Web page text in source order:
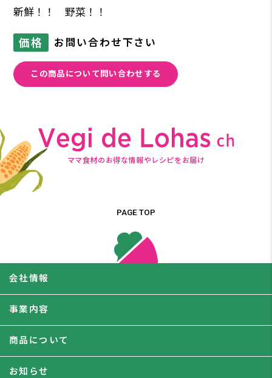
新鮮！！ 野菜！！
価格 お問い合わせ下さい
この商品について問い合わせする
ママ食材のお得な情報やレシピをお届け
PAGE TOP
会社情報
事業内容
商品について
お知らせ